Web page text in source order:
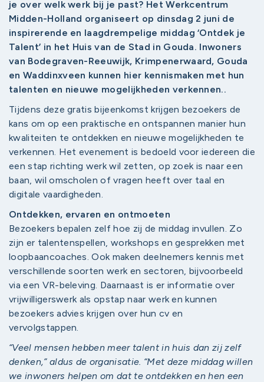
je over welk werk bij je past? Het Werkcentrum
Midden-Holland organiseert op dinsdag 2 juni de
inspirerende en laagdrempelige middag ‘Ontdek je
Talent’ in het Huis van de Stad in Gouda. Inwoners
van Bodegraven-Reeuwijk, Krimpenerwaard, Gouda
en Waddinxveen kunnen hier kennismaken met hun
talenten en nieuwe mogelijkheden verkennen..
Tijdens deze gratis bijeenkomst krijgen bezoekers de
kans om op een praktische en ontspannen manier hun
kwaliteiten te ontdekken en nieuwe mogelijkheden te
verkennen. Het evenement is bedoeld voor iedereen die
een stap richting werk wil zetten, op zoek is naar een
baan, wil omscholen of vragen heeft over taal en
digitale vaardigheden.
Ontdekken, ervaren en ontmoeten
Bezoekers bepalen zelf hoe zij de middag invullen. Zo
zijn er talentenspellen, workshops en gesprekken met
loopbaancoaches. Ook maken deelnemers kennis met
verschillende soorten werk en sectoren, bijvoorbeeld
via een VR-beleving. Daarnaast is er informatie over
vrijwilligerswerk als opstap naar werk en kunnen
bezoekers advies krijgen over hun cv en
vervolgstappen.
“Veel mensen hebben meer talent in huis dan zij zelf
denken,” aldus de organisatie. “Met deze middag willen
we inwoners helpen om dat te ontdekken en hen een